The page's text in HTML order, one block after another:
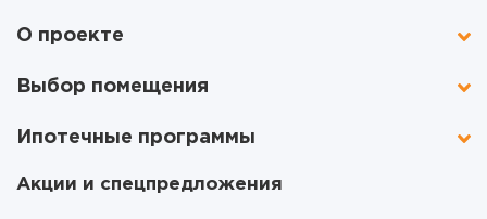
О проекте
Выбор помещения
Ипотечные программы
Акции и спецпредложения